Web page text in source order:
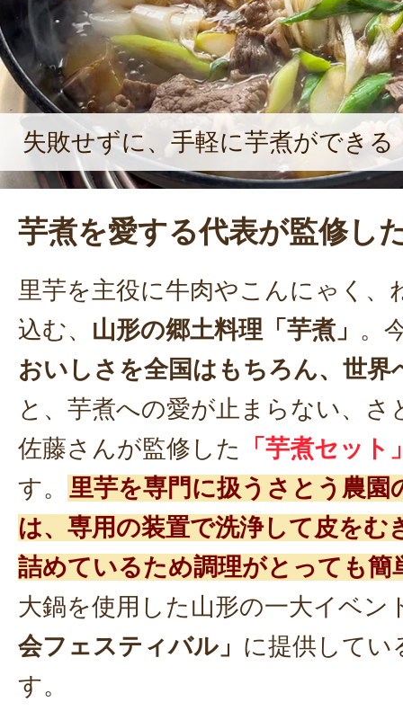
失敗せずに、手軽に芋煮ができる
芋煮を愛する代表が監修し
里芋を主役に牛肉やこんにゃく、
込む、 山形の郷土料理「芋煮」 。
おいしさを全国はもちろん、世界
と、芋煮への愛が止まらない、さ
佐藤さんが監修した
「芋煮セット
す。
里芋を専門に扱うさとう農園
は、専用の装置で洗浄して皮をむ
詰めているため調理がとっても簡
大鍋を使用した山形の一大イベン
会フェスティバル」 に提供してい
す。